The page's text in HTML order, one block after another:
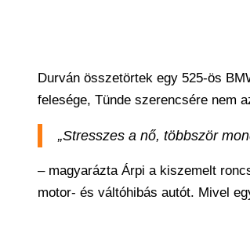
Durván összetörtek egy 525-ös
felesége, Tünde szerencsére nem
„Stresszes a nő, többször
– magyarázta Árpi a kiszemelt
motor- és váltóhibás autót. Mivel